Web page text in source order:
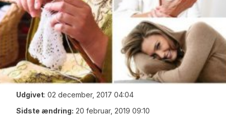
Udgivet: 02 december, 2017 04:04
Sidste ændring: 20 februar, 2019 09:10